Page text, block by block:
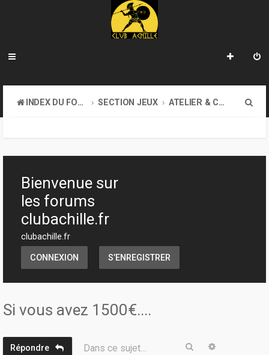
INDEX DU FORUM SECTION JEUX ATELIER & CRÉATION
h
Bienvenue sur
les forums
clubachille.fr
clubachille.fr
CONNEXION S’ENREGISTRER
Si vous avez 1500€....
Répondre Dans ce sujet… Rechercher